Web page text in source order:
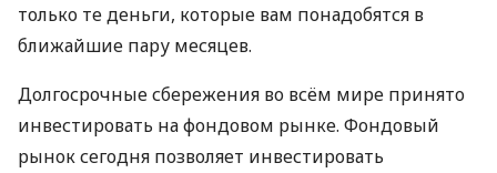
только те деньги, которые вам понадобятся в
ближайшие пару месяцев.
Долгосрочные сбережения во всём мире принято
инвестировать на фондовом рынке. Фондовый
рынок сегодня позволяет инвестировать